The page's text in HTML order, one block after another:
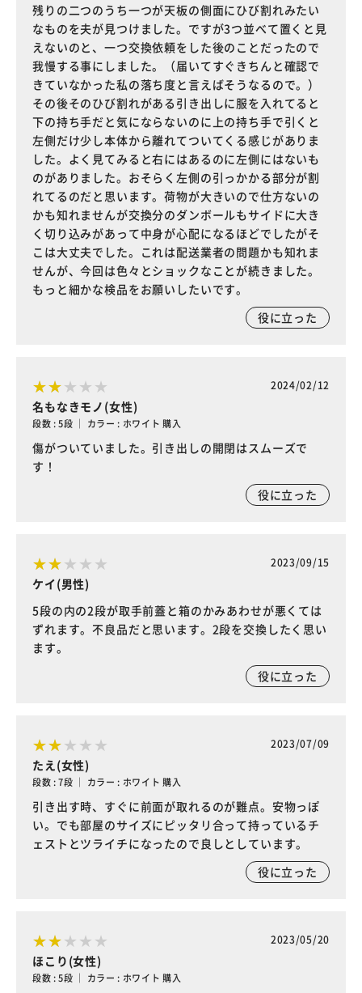
残りの二つのうち一つが天板の側面にひび割れみたい
なものを夫が見つけました。ですが3つ並べて置くと見
えないのと、一つ交換依頼をした後のことだったので
我慢する事にしました。（届いてすぐきちんと確認で
きていなかった私の落ち度と言えばそうなるので。）
その後そのひび割れがある引き出しに服を入れてると
下の持ち手だと気にならないのに上の持ち手で引くと
左側だけ少し本体から離れてついてくる感じがありま
した。よく見てみると右にはあるのに左側にはないも
のがありました。おそらく左側の引っかかる部分が割
れてるのだと思います。荷物が大きいので仕方ないの
かも知れませんが交換分のダンボールもサイドに大き
く切り込みがあって中身が心配になるほどでしたがそ
こは大丈夫でした。これは配送業者の問題かも知れま
せんが、今回は色々とショックなことが続きました。
もっと細かな検品をお願いしたいです。
役に立った
2024/02/12
名もなきモノ(女性)
段数 : 5段 ｜ カラー : ホワイト 購入
傷がついていました。引き出しの開閉はスムーズで
す！
役に立った
2023/09/15
ケイ(男性)
5段の内の2段が取手前蓋と箱のかみあわせが悪くては
ずれます。不良品だと思います。2段を交換したく思い
ます。
役に立った
2023/07/09
たえ(女性)
段数 : 7段 ｜ カラー : ホワイト 購入
引き出す時、すぐに前面が取れるのが難点。安物っぽ
い。でも部屋のサイズにピッタリ合って持っているチ
ェストとツライチになったので良しとしています。
役に立った
2023/05/20
ほこり(女性)
段数 : 5段 ｜ カラー : ホワイト 購入